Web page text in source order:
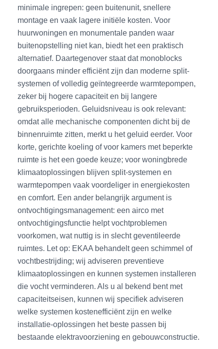
minimale ingrepen: geen buitenunit, snellere
montage en vaak lagere initiële kosten. Voor
huurwoningen en monumentale panden waar
buitenopstelling niet kan, biedt het een praktisch
alternatief. Daartegenover staat dat monoblocks
doorgaans minder efficiënt zijn dan moderne split-
systemen of volledig geïntegreerde warmtepompen,
zeker bij hogere capaciteit en bij langere
gebruiksperioden. Geluidsniveau is ook relevant:
omdat alle mechanische componenten dicht bij de
binnenruimte zitten, merkt u het geluid eerder. Voor
korte, gerichte koeling of voor kamers met beperkte
ruimte is het een goede keuze; voor woningbrede
klimaatoplossingen blijven split-systemen en
warmtepompen vaak voordeliger in energiekosten
en comfort. Een ander belangrijk argument is
ontvochtigingsmanagement: een airco met
ontvochtigingsfunctie helpt vochtproblemen
voorkomen, wat nuttig is in slecht geventileerde
ruimtes. Let op: EKAA behandelt geen schimmel of
vochtbestrijding; wij adviseren preventieve
klimaatoplossingen en kunnen systemen installeren
die vocht verminderen. Als u al bekend bent met
capaciteitseisen, kunnen wij specifiek adviseren
welke systemen kostenefficiënt zijn en welke
installatie-oplossingen het beste passen bij
bestaande elektravoorziening en gebouwconstructie.